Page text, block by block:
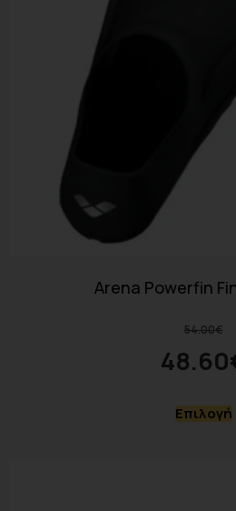
Arena Powerfin
54.00€
48.60
Επιλογή